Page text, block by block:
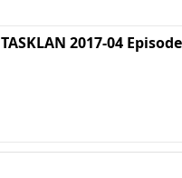
TASKLAN 2017-04